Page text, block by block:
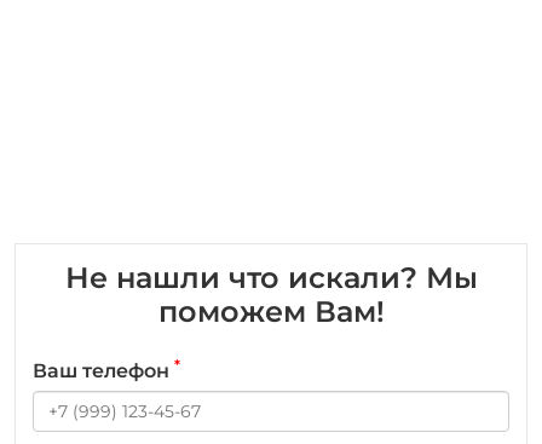
Не нашли что искали? Мы
поможем Вам!
Ваш телефон *